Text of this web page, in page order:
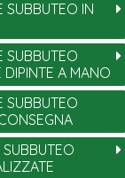
SUBBUTEO IN
SUBBUTEO
DIPINTE A MANO
SUBBUTEO